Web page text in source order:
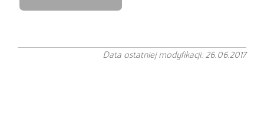
Data ostatniej modyfikacji: 26.06.2017